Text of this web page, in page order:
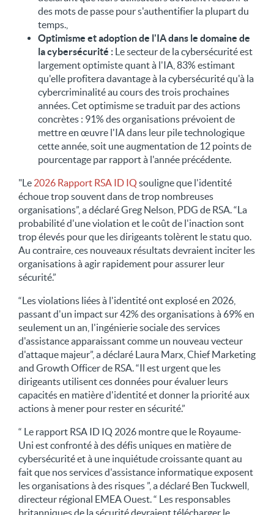
des mots de passe pour s'authentifier la plupart du
temps.,
Optimisme et adoption de l'IA dans le domaine de
la cybersécurité : Le secteur de la cybersécurité est
largement optimiste quant à l'IA, 83% estimant
qu'elle profitera davantage à la cybersécurité qu'à la
cybercriminalité au cours des trois prochaines
années. Cet optimisme se traduit par des actions
concrètes : 91% des organisations prévoient de
mettre en œuvre l'IA dans leur pile technologique
cette année, soit une augmentation de 12 points de
pourcentage par rapport à l'année précédente.
"Le 2026 Rapport RSA ID IQ souligne que l'identité
échoue trop souvent dans de trop nombreuses
organisations”, a déclaré Greg Nelson, PDG de RSA. “La
probabilité d'une violation et le coût de l'inaction sont
trop élevés pour que les dirigeants tolèrent le statu quo.
Au contraire, ces nouveaux résultats devraient inciter les
organisations à agir rapidement pour assurer leur
sécurité.”
“Les violations liées à l'identité ont explosé en 2026,
passant d'un impact sur 42% des organisations à 69% en
seulement un an, l'ingénierie sociale des services
d'assistance apparaissant comme un nouveau vecteur
d'attaque majeur”, a déclaré Laura Marx, Chief Marketing
and Growth Officer de RSA. “Il est urgent que les
dirigeants utilisent ces données pour évaluer leurs
capacités en matière d'identité et donner la priorité aux
actions à mener pour rester en sécurité.”
“ Le rapport RSA ID IQ 2026 montre que le Royaume-
Uni est confronté à des défis uniques en matière de
cybersécurité et à une inquiétude croissante quant au
fait que nos services d'assistance informatique exposent
les organisations à des risques ”, a déclaré Ben Tuckwell,
directeur régional EMEA Ouest. “ Les responsables
britanniques de la sécurité devraient télécharger le